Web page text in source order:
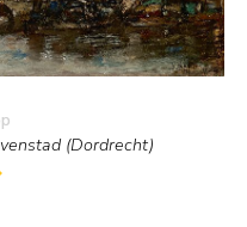
(Dordrecht)